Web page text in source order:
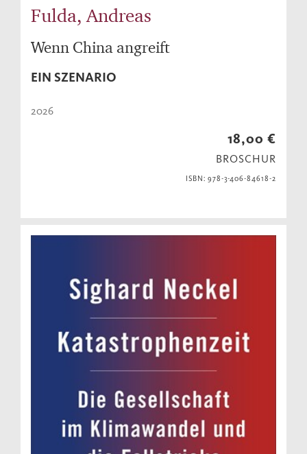
Fulda, Andreas
Wenn China angreift
EIN SZENARIO
2026
18,00 €
BROSCHUR
ISBN: 978-3-406-84618-2